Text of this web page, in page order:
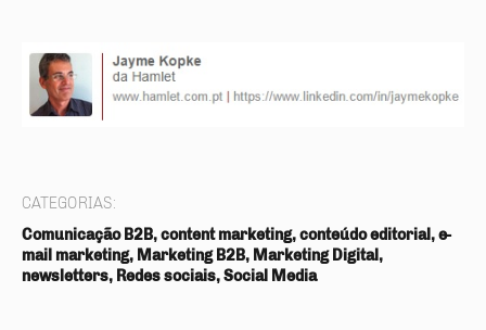
CATEGORIAS:
Comunicação B2B, content marketing, conteúdo editorial, e-
mail marketing, Marketing B2B, Marketing Digital,
newsletters, Redes sociais, Social Media